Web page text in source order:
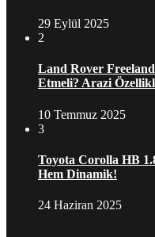
29 Eylül 2025
2
Land Rover
Etmeli? Arazi
10 Temmuz 2025
3
Toyota Corolla HB
Hem Dinamik!
24 Haziran 2025